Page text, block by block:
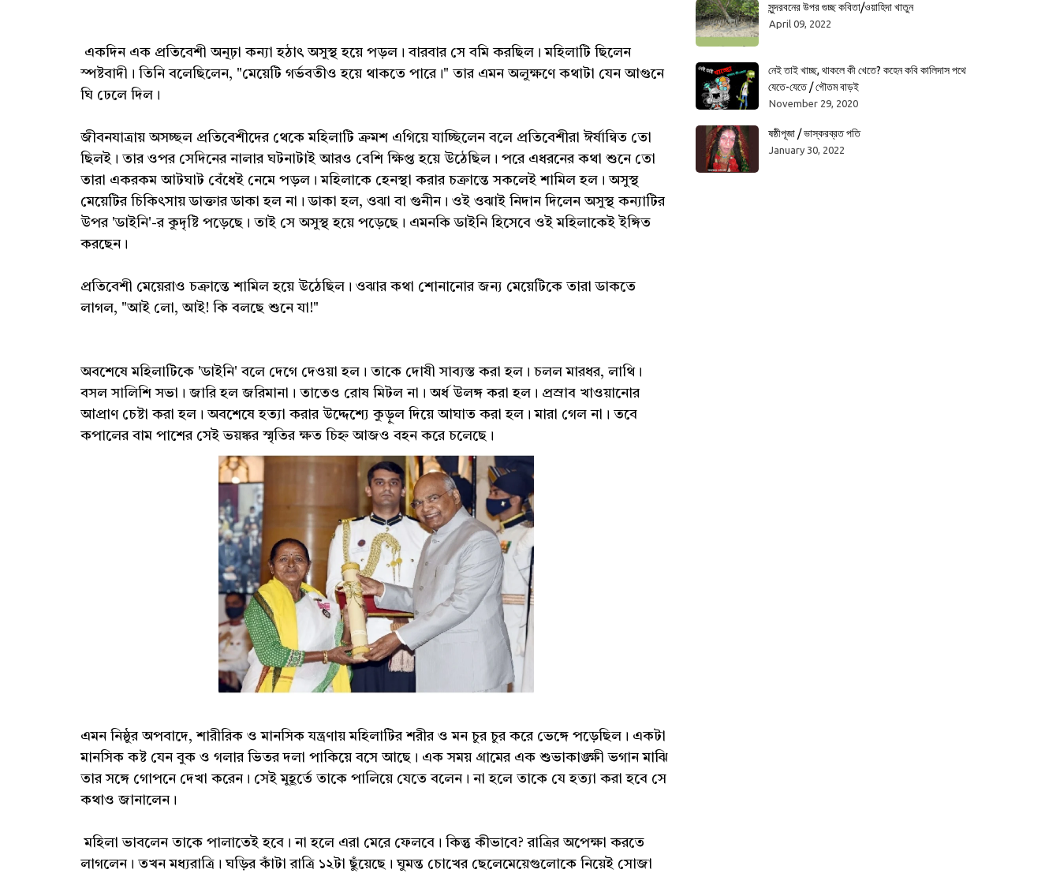
একদিন এক প্রতিবেশী অনূঢ়া কন্যা হঠাৎ অসুস্থ হয়ে পড়ল। বারবার সে বমি করছিল। মহিলাটি ছিলেন
স্পষ্টবাদী। তিনি বলেছিলেন, "মেয়েটি গর্ভবতীও হয়ে থাকতে পারে।" তার এমন অলুক্ষণে কথাটা যেন আগুনে
ঘি ঢেলে দিল।
জীবনযাত্রায় অসচ্ছল প্রতিবেশীদের থেকে মহিলাটি ক্রমশ এগিয়ে যাচ্ছিলেন বলে প্রতিবেশীরা ঈর্ষান্বিত তো
ছিলই। তার ওপর সেদিনের নালার ঘটনাটাই আরও বেশি ক্ষিপ্ত হয়ে উঠেছিল। পরে এধরনের কথা শুনে তো
তারা একরকম আটঘাট বেঁধেই নেমে পড়ল। মহিলাকে হেনস্থা করার চক্রান্তে সকলেই শামিল হল। অসুস্থ
মেয়েটির চিকিৎসায় ডাক্তার ডাকা হল না। ডাকা হল, ওঝা বা গুনীন। ওই ওঝাই নিদান দিলেন অসুস্থ কন্যাটির
উপর 'ডাইনি'-র কুদৃষ্টি পড়েছে। তাই সে অসুস্থ হয়ে পড়েছে। এমনকি ডাইনি হিসেবে ওই মহিলাকেই ইঙ্গিত
করছেন।
প্রতিবেশী মেয়েরাও চক্রান্তে শামিল হয়ে উঠেছিল। ওঝার কথা শোনানোর জন্য মেয়েটিকে তারা ডাকতে
লাগল, "আই লো, আই! কি বলছে শুনে যা!"
অবশেষে মহিলাটিকে 'ডাইনি' বলে দেগে দেওয়া হল। তাকে দোষী সাব্যস্ত করা হল। চলল মারধর, লাথি।
বসল সালিশি সভা। জারি হল জরিমানা। তাতেও রোষ মিটল না। অর্ধ উলঙ্গ করা হল। প্রস্রাব খাওয়ানোর
আপ্রাণ চেষ্টা করা হল। অবশেষে হত্যা করার উদ্দেশ্যে কুড়ুল দিয়ে আঘাত করা হল। মারা গেল না। তবে
কপালের বাম পাশের সেই ভয়ঙ্কর স্মৃতির ক্ষত চিহ্ন আজও বহন করে চলেছে।
এমন নিষ্ঠুর অপবাদে, শারীরিক ও মানসিক যন্ত্রণায় মহিলাটির শরীর ও মন চুর চুর করে ভেঙ্গে পড়েছিল। একটা
মানসিক কষ্ট যেন বুক ও গলার ভিতর দলা পাকিয়ে বসে আছে। এক সময় গ্রামের এক শুভাকাঙ্ক্ষী ভগান মাঝি
তার সঙ্গে গোপনে দেখা করেন। সেই মুহূর্তে তাকে পালিয়ে যেতে বলেন। না হলে তাকে যে হত্যা করা হবে সে
কথাও জানালেন।
মহিলা ভাবলেন তাকে পালাতেই হবে। না হলে এরা মেরে ফেলবে। কিন্তু কীভাবে? রাত্রির অপেক্ষা করতে
লাগলেন। তখন মধ্যরাত্রি। ঘড়ির কাঁটা রাত্রি ১২টা ছুঁয়েছে। ঘুমন্ত চোখের ছেলেমেয়েগুলোকে নিয়েই সোজা
সুন্দরবনের উপর গুচ্ছ কবিতা/ওয়াহিদা খাতুন
April 09, 2022
নেই তাই খাচ্ছ, থাকলে কী খেতে? কহেন কবি কালিদাস পথে
যেতে-যেতে / গৌতম বাড়ই
November 29, 2020
ষষ্ঠীপূজা / ভাস্করব্রত পতি
January 30, 2022